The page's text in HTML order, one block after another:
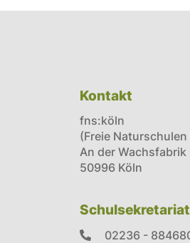
Kontakt
fns:köln
(Freie Naturschulen
An der Wachsfabrik
50996 Köln
Schulsekretariat
02236 -